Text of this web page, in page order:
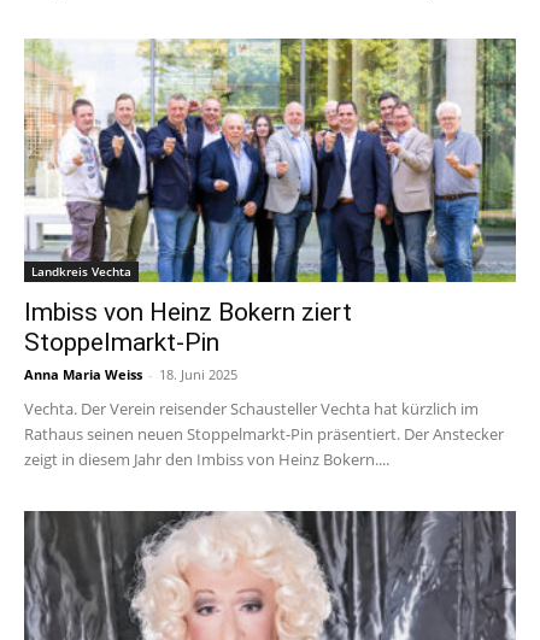
Landkreis Vechta
Imbiss von Heinz Bokern ziert
Stoppelmarkt-Pin
Anna Maria Weiss - 18. Juni 2025
Vechta. Der Verein reisender Schausteller Vechta hat kürzlich im
Rathaus seinen neuen Stoppelmarkt-Pin präsentiert. Der Anstecker
zeigt in diesem Jahr den Imbiss von Heinz Bokern....